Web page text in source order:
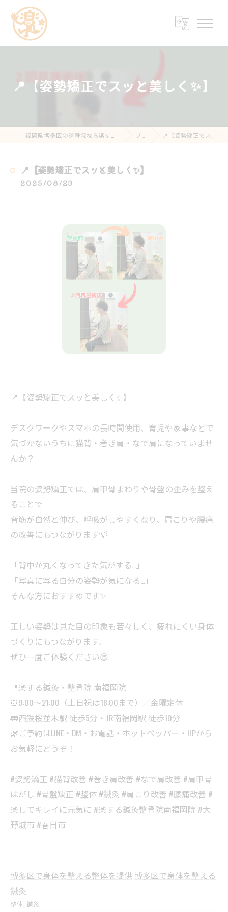
📍【姿勢矯正でスッと美しく✨】
ブログ 📍【姿勢矯正でスッと美しく✨】
📍【姿勢矯正でスッと美しく✨】
2025/08/23
📍【姿勢矯正でスッと美しく✨】
デスクワークやスマホの長時間使用、育児や家事などで
気づかないうちに猫背・巻き肩・なで肩になっていませ
んか？
当院の姿勢矯正では、肩甲骨まわりや骨盤の歪みを整え
ることで
背筋が自然と伸び、呼吸がしやすくなり、肩こりや腰痛
の改善にもつながります💡
「背中が丸くなってきた気がする…」
「写真に写る自分の姿勢が気になる…」
そんな方におすすめです✨
正しい姿勢は見た目の印象も若々しく、疲れにくい身体
づくりにもつながります。
ぜひ一度ご体験ください😊
📍楽する鍼灸・整骨院 南福岡院
⏰9:00〜21:00（土日祝は18:00まで）／金曜定休
🚃西鉄桜並木駅 徒歩5分・JR南福岡駅 徒歩10分
🌿ご予約はLINE・DM・お電話・ホットペッパー・HPから
お気軽にどうぞ！
#姿勢矯正 #猫背改善 #巻き肩改善 #なで肩改善 #肩甲骨
はがし #骨盤矯正 #整体 #鍼灸 #肩こり改善 #腰痛改善 #
楽してキレイに元気に #楽する鍼灸整骨院南福岡院 #大
野城市 #春日市
博多区で身体を整える整体を提供 博多区で身体を整える
鍼灸
整体 鍼灸